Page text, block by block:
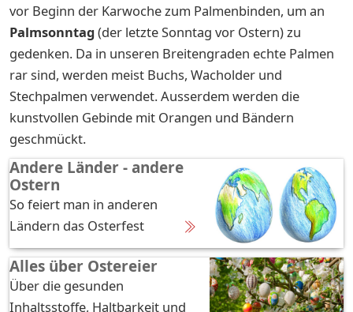
vor Beginn der Karwoche zum Palmenbinden, um an
Palmsonntag(der letzte Sonntag vor Ostern) zu
gedenken. Da in unseren Breitengraden echte Palmen
rar sind, werden meist Buchs, Wacholder und
Stechpalmen verwendet. Ausserdem werden die
kunstvollen Gebinde mit Orangen und Bändern
geschmückt.
Andere Länder - andere
Ostern
So feiert man in anderen
Ländern das Osterfest
Alles über Ostereier
Über die gesunden
Inhaltsstoffe, Haltbarkeit und